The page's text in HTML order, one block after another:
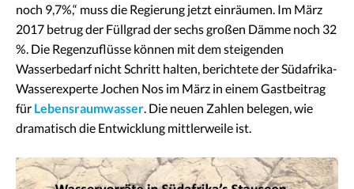
noch 9,7%,“ muss die Regierung jetzt einräumen. Im März
2017 betrug der Füllgrad der sechs großen Dämme noch 32
%. Die Regenzuflüsse können mit dem steigenden
Wasserbedarf nicht Schritt halten, berichtete der Südafrika-
Wasserexperte Jochen Nos im März in einem Gastbeitrag
für Lebensraumwasser. Die neuen Zahlen belegen, wie
dramatisch die Entwicklung mittlerweile ist.